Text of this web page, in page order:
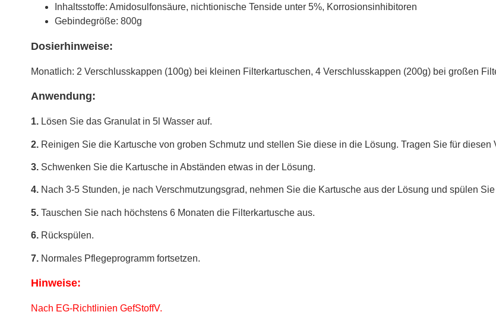
Inhaltsstoffe: Amidosulfonsäure, nichtionische Tenside unter 5%, Korrosionsinhibitoren
Gebindegröße: 800g
Dosierhinweise:
Monatlich: 2 Verschlusskappen (100g) bei kleinen Filterkartuschen, 4 Verschlusskappen (200g) bei großen
Anwendung:
1. Lösen Sie das Granulat in 5l Wasser auf.
2. Reinigen Sie die Kartusche von groben Schmutz und stellen Sie diese in die Lösung. Tragen Sie für diesen
3. Schwenken Sie die Kartusche in Abständen etwas in der Lösung.
4. Nach 3-5 Stunden, je nach Verschmutzungsgrad, nehmen Sie die Kartusche aus der Lösung und spülen
5. Tauschen Sie nach höchstens 6 Monaten die Filterkartusche aus.
6. Rückspülen.
7. Normales Pflegeprogramm fortsetzen.
Hinweise:
Nach EG-Richtlinien GefStoffV.